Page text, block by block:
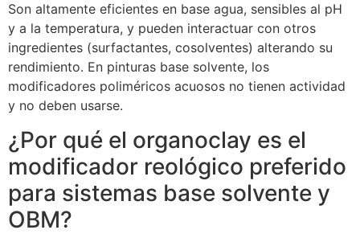
Son altamente eficientes en base agua, sensibles al pH
y a la temperatura, y pueden interactuar con otros
ingredientes (surfactantes, cosolventes) alterando su
rendimiento. En pinturas base solvente, los
modificadores poliméricos acuosos no tienen actividad
y no deben usarse.
¿Por qué el organoclay es el
modificador reológico preferido
para sistemas base solvente y
OBM?